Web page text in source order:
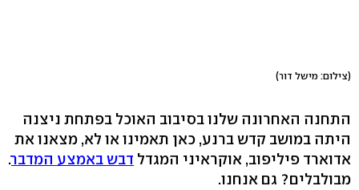
(צילום: מישל דור)
התחנה האחרונה שלנו בסיבוב האוכל בפתחת ניצנה
היתה במושב קדש ברנע, כאן תאמינו או לא, מצאנו את
אדוארד פיליפוב, אוקראיני המגדל דבש באמצע המדבר.
מבולבלים? גם אנחנו.